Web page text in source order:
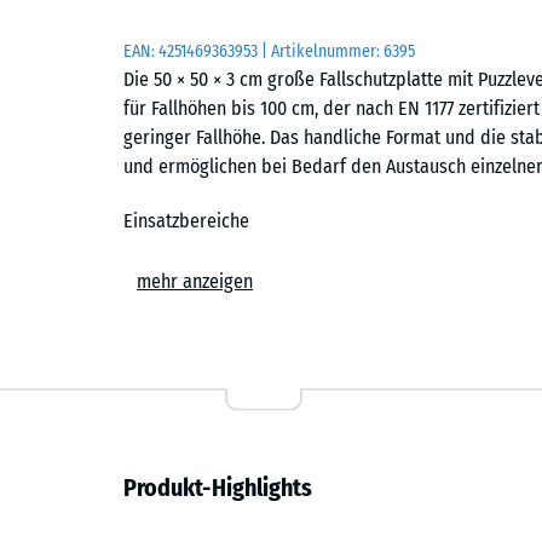
EAN:4251469363953 | Artikelnummer:6395
Die 50 × 50 × 3 cm große Fallschutzplatte mit
für Fallhöhen bis 100 cm, der nach EN 1177
geringer Fallhöhe. Das handliche Format und die
und ermöglichen bei Bedarf den Austausch
Einsatzbereiche
Die 3 cm starke Fallschutzplatte wird überall dort
kann der sichere Bodenbelag sinnvoll eingesetzt
Die Fallschutzplatte besteht aus PU-gebundenem
mehr anzeigen
Produkt-Highlights